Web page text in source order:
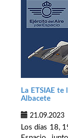
La ETSIAE
Albacete
21.09.2023
Los días 18,